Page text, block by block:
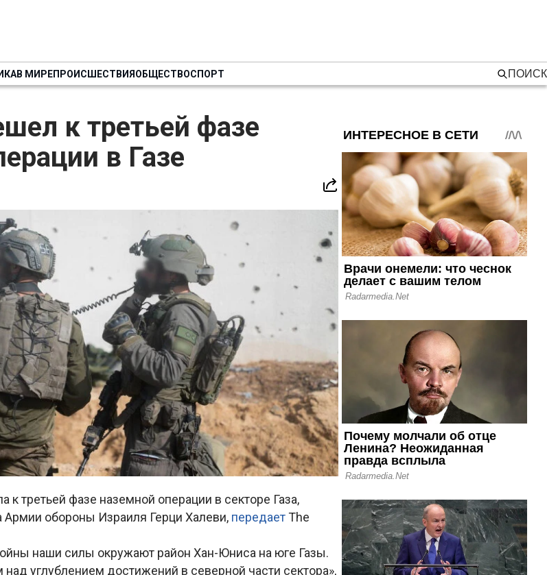
В МИРЕПРОИСШЕСТВИЯОБЩЕСТВОСПОРТ ПОИСК
к третьей фазе
в Газе
к третьей фазе наземной операции в секторе Газа,
Армии обороны Израиля Герци Халеви, передаетThe
наши силы окружают район Хан-Юниса на юге Газы.
углублением достижений в северной части сектора»,